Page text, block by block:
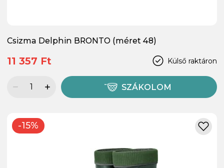
Csizma Delphin BRONTO (méret 48)
Külső raktáron
11 357 Ft
SZÁKOLOM
-15%